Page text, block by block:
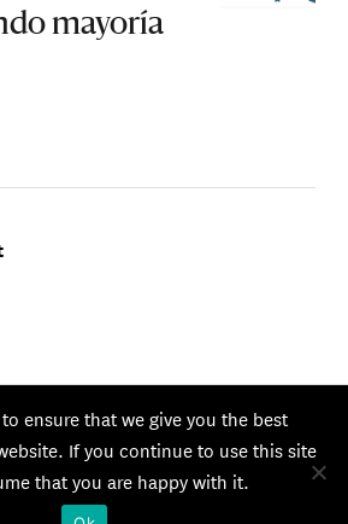
mayoría
los derechos reservados.
ensure that we give you the best
If you continue to use this site
that you are happy with it.